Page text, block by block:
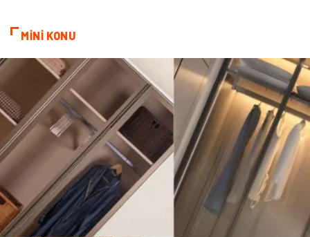
Google Sıralama
MİNİ KONU